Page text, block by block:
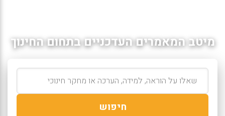
מיטב המאמרים העדכניים בתחום החינוך
חיפוש